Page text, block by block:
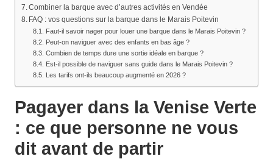
Combiner la barque avec d’autres activités en Vendée
FAQ : vos questions sur la barque dans le Marais Poitevin
Faut-il savoir nager pour louer une barque dans le Marais Poitevin ?
Peut-on naviguer avec des enfants en bas âge ?
Combien de temps dure une sortie idéale en barque ?
Est-il possible de naviguer sans guide dans le Marais Poitevin ?
Les tarifs ont-ils beaucoup augmenté en 2026 ?
Pagayer dans la Venise Verte
: ce que personne ne vous
dit avant de partir